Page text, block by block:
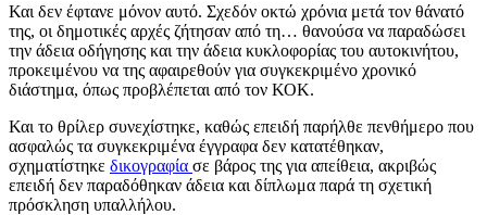
Και δεν έφτανε μόνον αυτό. Σχεδόν οκτώ χρόνια μετά τον θάνατό
της, οι δημοτικές αρχές ζήτησαν από τη… θανούσα να παραδώσει
την άδεια οδήγησης και την άδεια κυκλοφορίας του αυτοκινήτου,
προκειμένου να της αφαιρεθούν για συγκεκριμένο χρονικό
διάστημα, όπως προβλέπεται από τον ΚΟΚ.
Και το θρίλερ συνεχίστηκε, καθώς επειδή παρήλθε πενθήμερο που
ασφαλώς τα συγκεκριμένα έγγραφα δεν κατατέθηκαν,
σχηματίστηκε δικογραφία σε βάρος της για απείθεια, ακριβώς
επειδή δεν παραδόθηκαν άδεια και δίπλωμα παρά τη σχετική
πρόσκληση υπαλλήλου.